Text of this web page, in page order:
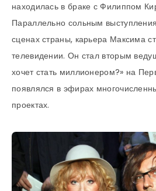
находилась в браке с Филиппом
Параллельно сольным
сценах страны, карьера Максима
телевидении. Он стал вторым
хочет стать миллионером?» на
появлялся в эфирах
проектах.